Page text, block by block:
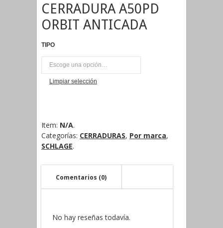
CERRADURA A50PD
ORBIT ANTICADA
TIPO
Limpiar selección
UNI
Item: N/A.
Categorías: CERRADURAS, Por marca,
SCHLAGE.
Comentarios (0)
No hay reseñas todavía.